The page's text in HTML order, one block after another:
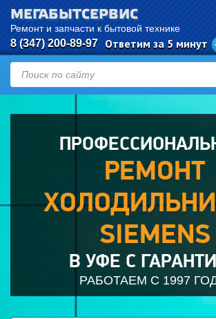
МЕГАБЫТСЕРВИС
Ремонт и запчасти к бытовой технике
8 (347) 200-89-97 Ответим за 5 минут
РЕМОНТ
SIEMENS
В УФЕ С
РАБОТАЕМ С 1997
Евгенияоставил(а)
холодильников
Уфа